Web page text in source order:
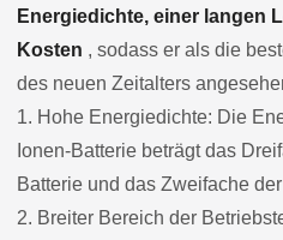
Energiedichte, einer langen
Kosten , sodass er als die
des neuen Zeitalters
1. Hohe Energiedichte: Die
Ionen-Batterie beträgt das
Batterie und das Zweifache
2. Breiter Bereich der